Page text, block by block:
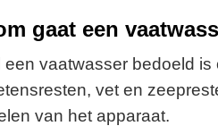
gaat een
een vaatwasser bedoeld
vet en
van het apparaat.